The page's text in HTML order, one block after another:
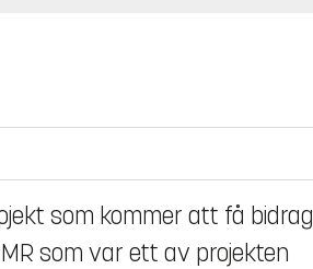
som kommer att få bidrag
som var ett av projekten